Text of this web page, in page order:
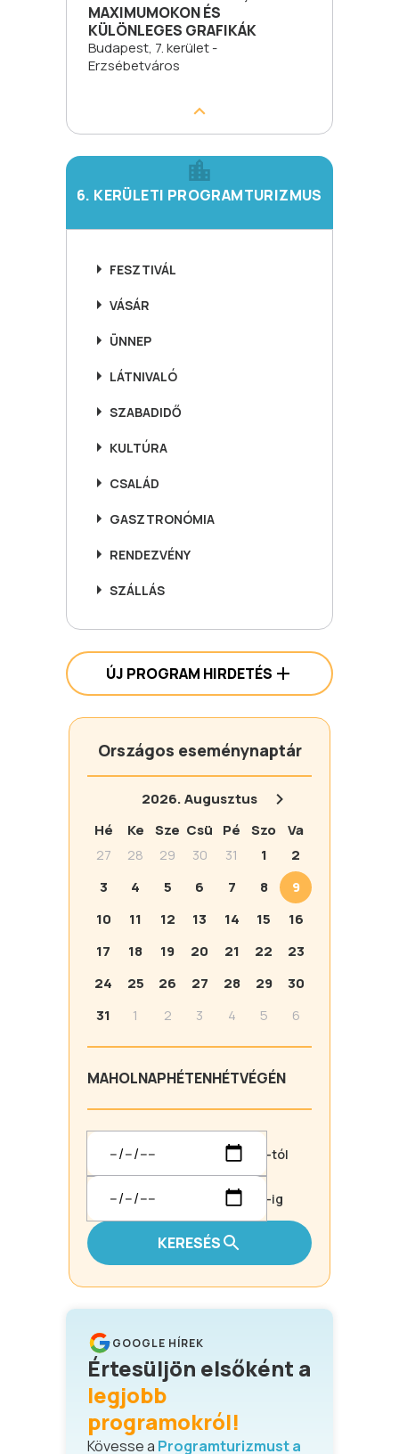
MAXIMUMOKON ÉS
KÜLÖNLEGES GRAFIKÁK
Budapest, 7. kerület -
Erzsébetváros
6. KERÜLETI PROGRAMTURIZMUS
FESZTIVÁL
VÁSÁR
ÜNNEP
LÁTNIVALÓ
SZABADIDŐ
KULTÚRA
CSALÁD
GASZTRONÓMIA
RENDEZVÉNY
SZÁLLÁS
ÚJ PROGRAM HIRDETÉS
Országos eseménynaptár
2026.Augusztus
Hé
Ke Sze Csü Pé Szo
Va
27
28 29 30 31 1
2
3
4 5 6 7 8
9
10
11 12 13 14 15
16
17
18 19 20 21 22
23
24
25 26 27 28 29
30
31
1 2 3 4 5 6
MAHOLNAPHÉTENHÉTVÉGÉN
-tól
-ig
KERESÉS
GOOGLE HÍREK
Értesüljön elsőként a
legjobb
programokról!
Kövesse a Programturizmust a